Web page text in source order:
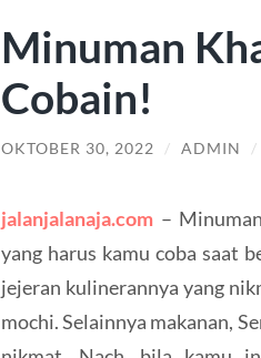
Minuman
Cobain!
OKTOBER 30, 2022 / ADMIN /
jalanjalanaja.com –
yang harus kamu coba saat
jejeran kulinerannya yang
mochi. Selainnya makanan,